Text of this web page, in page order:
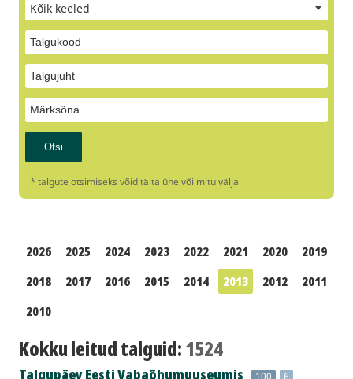
Kõik keeled
* talgute otsimiseks võid täita ühe või mitu välja
2026 2025 2024 2023 2022 2021 2020
2019
2018
2017 2016 2015 2014 2013 2012
2011
2010
Kokku leitud talguid:1524
Talgupäev Eesti Vabaõhumuuseumis 100 6